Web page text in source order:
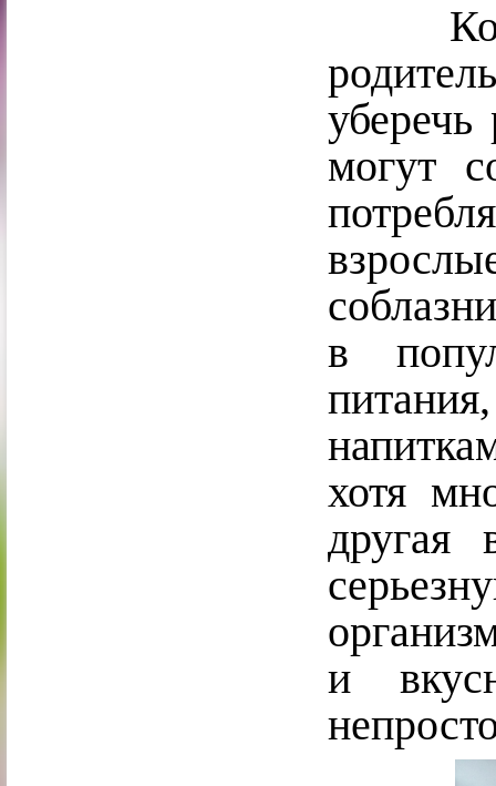
уберечь
могут
в
хотя
другая
и